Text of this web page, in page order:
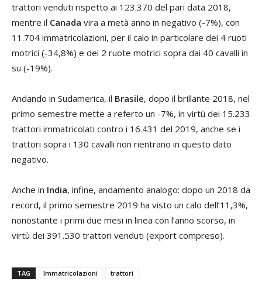
trattori venduti rispetto ai 123.370 del pari data 2018,
mentre il Canada vira a metà anno in negativo (-7%), con
11.704 immatricolazioni, per il calo in particolare dei 4 ruoti
motrici (-34,8%) e dei 2 ruote motrici sopra dai 40 cavalli in
su (-19%).
Andando in Sudamerica, il Brasile, dopo il brillante 2018, nel
primo semestre mette a referto un -7%, in virtù dei 15.233
trattori immatricolati contro i 16.431 del 2019, anche se i
trattori sopra i 130 cavalli non rientrano in questo dato
negativo.
Anche in India, infine, andamento analogo: dopo un 2018 da
record, il primo semestre 2019 ha visto un calo dell’11,3%,
nonostante i primi due mesi in linea con l’anno scorso, in
virtù dei 391.530 trattori venduti (export compreso).
TAG Immatricolazioni trattori